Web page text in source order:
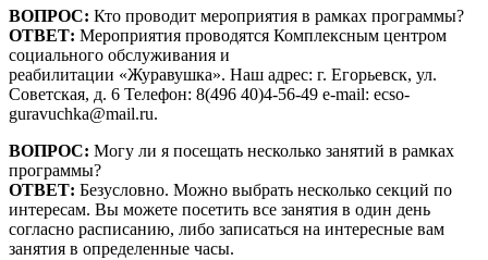
ВОПРОС: Кто проводит мероприятия в рамках программы?
ОТВЕТ: Мероприятия проводятся Комплексным центром
социального обслуживания и
реабилитации «Журавушка». Наш адрес: г. Егорьевск, ул.
Советская, д. 6 Телефон: 8(496 40)4-56-49 e-mail: ecso-
guravuchka@mail.ru.
ВОПРОС: Могу ли я посещать несколько занятий в рамках
программы?
ОТВЕТ: Безусловно. Можно выбрать несколько секций по
интересам. Вы можете посетить все занятия в один день
согласно расписанию, либо записаться на интересные вам
занятия в определенные часы.